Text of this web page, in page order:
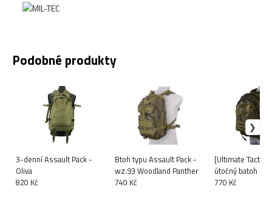
Podobné produkty
3-denní Assault Pack -
Oliva
820 Kč
Btoh typu Assault Pack -
wz.93 Woodland Panther
740 Kč
[Ultimate
útočný batoh -
Tropic
770 Kč